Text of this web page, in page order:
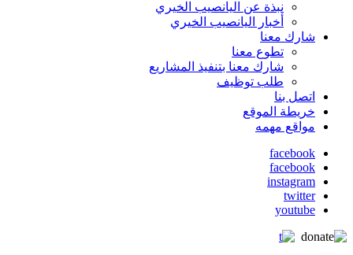
نبذة عن اليانصيب الخيري
أخبار اليانصيب الخيري
شارك معنا
تطوع معنا
شارك معنا بتنفيذ المشاريع
طلب توظيف
اتصل بنا
خريطة الموقع
مواقع مهمه
social
media
facebook
facebook
instagram
twitter
youtube